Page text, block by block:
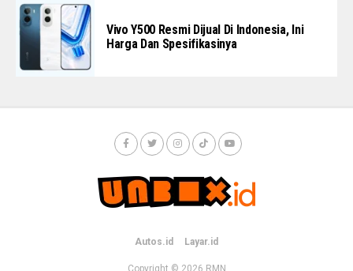
Vivo Y500 Resmi Dijual Di Indonesia, Ini
Harga Dan Spesifikasinya
Autos.id Layar.id
Copyright © 2026 RMN